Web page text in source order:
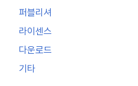
퍼블리셔
라이센스
다운로드
기타